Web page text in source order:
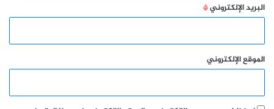
البريد الإلكتروني*
الموقع الإلكتروني